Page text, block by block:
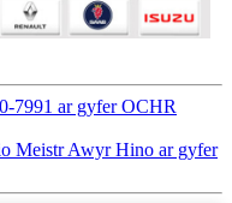
7991 ar gyfer OCHR
Meistr Awyr Hino ar gyfer